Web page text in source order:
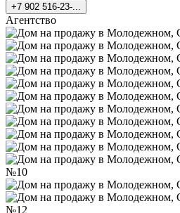
+7 902 516-23-...
Агентство